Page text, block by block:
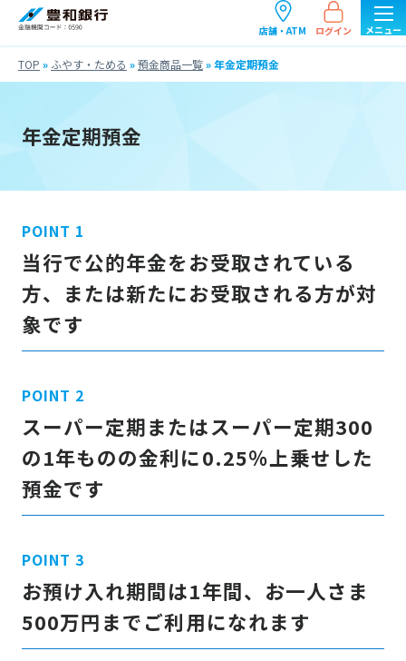
店舗・ATM ログイン
TOP »ふやす・ためる »預金商品一覧»年金定期預金
年金定期預金
当行で公的年金をお受取されている
方、または新たにお受取される方が対
象です
スーパー定期またはスーパー定期300
の1年ものの金利に0.25％上乗せした
預金です
お預け入れ期間は1年間、お一人さま
500万円までご利用になれます